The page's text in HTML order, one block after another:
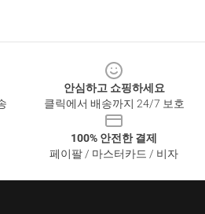
안심하고 쇼핑하세요
클릭에서 배송까지 24/7 보호
100% 안전한 결제
페이팔 / 마스터카드 / 비자